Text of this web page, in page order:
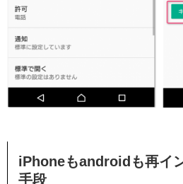
iPhoneもandroidも再イ
手段